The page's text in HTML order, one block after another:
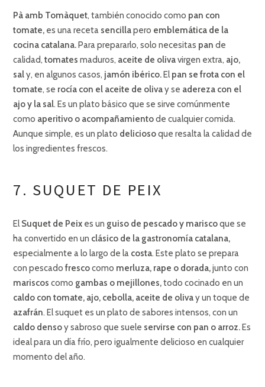
Pà amb Tomàquet, también conocido como pan con
tomate, es una receta sencillapero emblemática de la
cocina catalana.Para prepararlo, solo necesitas pan de
calidad, tomates maduros, aceite de olivavirgen extra, ajo,
saly, en algunos casos, jamón ibérico.Elpan se frota con el
tomate, se rocía con el aceite de olivay se adereza con el
ajo y la sal. Es un plato básico que se sirve comúnmente
como aperitivo o acompañamientode cualquier comida.
Aunque simple, es un plato deliciosoque resalta la calidad de
los ingredientes frescos.
7. SUQUET DE PEIX
ElSuquet de Peix es un guiso de pescado y mariscoque se
ha convertido en un clásico de la gastronomía catalana,
especialmente a lo largo de la costa. Este plato se prepara
con pescado frescocomo merluza, rape o dorada,junto con
mariscos como gambas o mejillones,todo cocinado en un
caldo con tomate, ajo, cebolla, aceite de olivay un toque de
azafrán. El suquet es un plato de sabores intensos, con un
caldo densoy sabroso que suele servirse con pan o arroz.Es
ideal para un día frío, pero igualmente delicioso en cualquier
momento del año.